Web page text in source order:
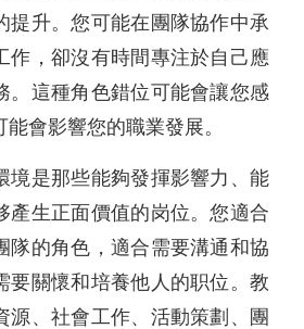
提升。您可能在團隊協作中承
作，卻沒有時間專注於自己應
。這種角色錯位可能會讓您感
會影響您的職業發展。
境是那些能夠發揮影響力、能
產生正面價值的岗位。您適合
隊的角色，適合需要溝通和協
要關懷和培養他人的职位。教
源、社會工作、活動策劃、團